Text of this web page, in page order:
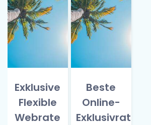
Exklusive
Flexible
Webrate
Beste
Online-
Exklusivrate